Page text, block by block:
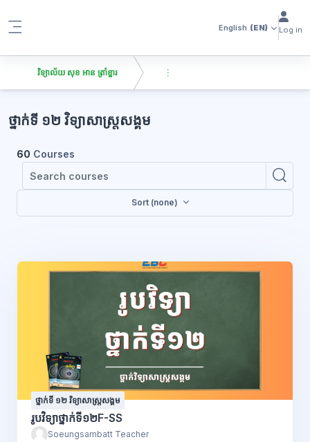
English (EN) Log in
Blocks
ថ្នាក់ទី ១២ វិទ្យាសាស្រ្តសង្គម
វិទ្យាល័យ សុខ អាន ត្រាំខ្នារ
60 Courses
Sort (none)
ថ្នាក់ទី ១២ វិទ្យាសាស្រ្តសង្គម
រូបវិទ្យាថ្នាក់ទី១២F-SS
Soeungsambatt Teacher